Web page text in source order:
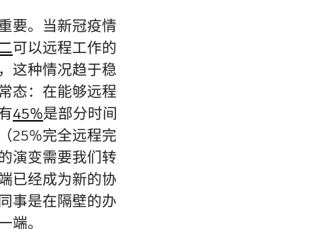
要。当新冠疫情
可以远程工作的
这种情况趋于稳
态：在能够远程
45%是部分时间
25%完全远程完
演变需要我们转
已经成为新的协
事是在隔壁的办
端。